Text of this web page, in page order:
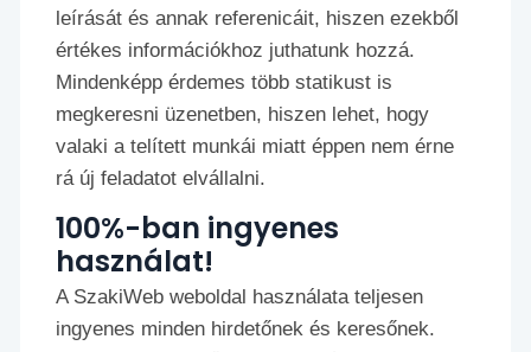
leírását és annak referenicáit, hiszen ezekből
értékes információkhoz juthatunk hozzá.
Mindenképp érdemes több statikust is
megkeresni üzenetben, hiszen lehet, hogy
valaki a telített munkái miatt éppen nem érne
rá új feladatot elvállalni.
100%-ban ingyenes
használat!
A SzakiWeb weboldal használata teljesen
ingyenes minden hirdetőnek és keresőnek.